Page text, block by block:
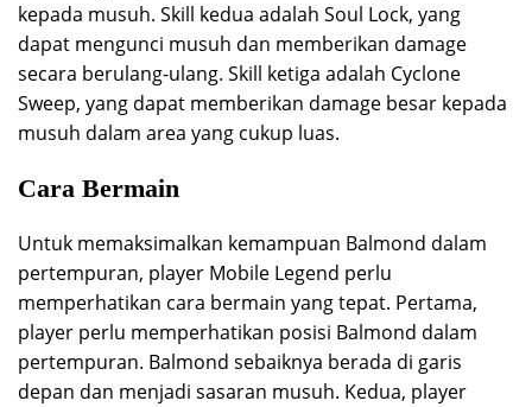
kepada musuh. Skill kedua adalah Soul Lock, yang
dapat mengunci musuh dan memberikan damage
secara berulang-ulang. Skill ketiga adalah Cyclone
Sweep, yang dapat memberikan damage besar kepada
musuh dalam area yang cukup luas.
Cara Bermain
Untuk memaksimalkan kemampuan Balmond dalam
pertempuran, player Mobile Legend perlu
memperhatikan cara bermain yang tepat. Pertama,
player perlu memperhatikan posisi Balmond dalam
pertempuran. Balmond sebaiknya berada di garis
depan dan menjadi sasaran musuh. Kedua, player